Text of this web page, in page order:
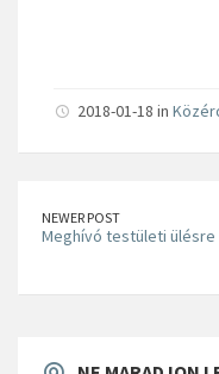
2018-01-18 in
NEWER POST
Meghívó testületi ülésre